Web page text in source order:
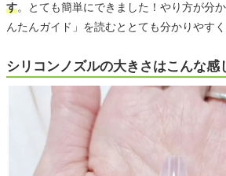
す。とても簡単にできました！やり方が分
んたんガイド」を読むととても分かりやすく
シリコンノズルの大きさはこんな感